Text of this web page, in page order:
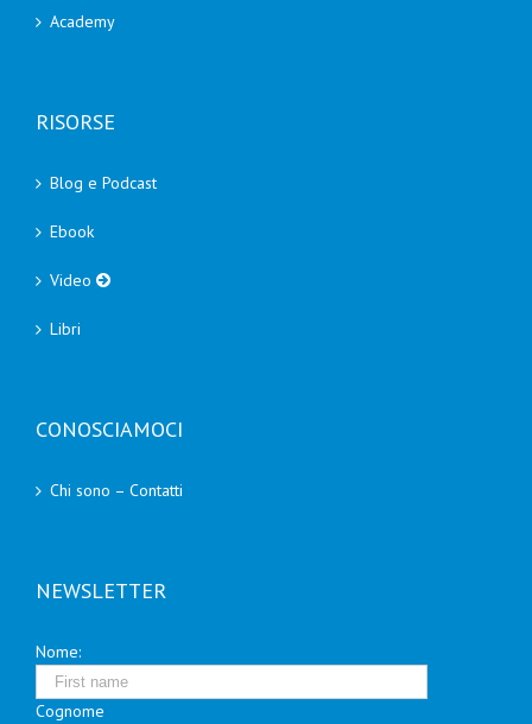
Academy
RISORSE
Blog e Podcast
Ebook
Video
Libri
CONOSCIAMOCI
Chi sono – Contatti
NEWSLETTER
Nome:
Cognome